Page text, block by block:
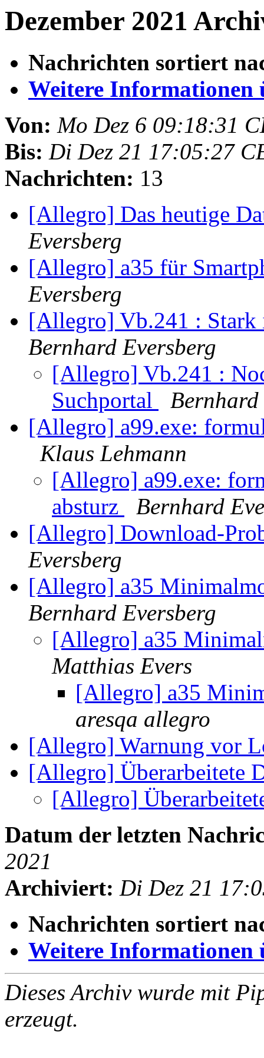
Dezember 2021
Nachrichten sortiert
Weitere Informationen
Von: Mo Dez 6 09:18:31
Bis: Di Dez 21 17:05:27
Nachrichten: 13
[Allegro] Das heutige
Eversberg
[Allegro] a35 für
Eversberg
[Allegro] Vb.241 :
Bernhard Eversberg
[Allegro] Vb.241 :
Suchportal
Bernhard
[Allegro] a99.exe:
Klaus Lehmann
[Allegro] a99.exe:
absturz
Bernhard
[Allegro] Download-
Eversberg
[Allegro] a35
Bernhard Eversberg
[Allegro] a35
Matthias Evers
[Allegro] a35
aresqa allegro
[Allegro] Warnung vor
[Allegro] Überarbeitete
[Allegro]
Datum der letzten
2021
Archiviert: Di Dez 21
Nachrichten sortiert
Weitere Informationen
Dieses Archiv wurde mit
erzeugt.